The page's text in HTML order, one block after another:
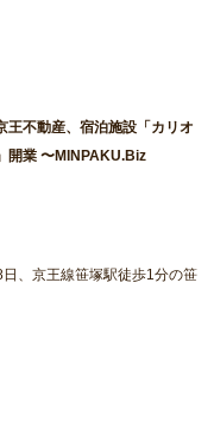
王不動産、宿泊施設「カリオ
開業 〜MINPAKU.Biz
、京王線笹塚駅徒歩1分の笹